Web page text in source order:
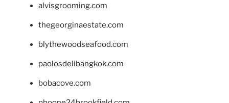
alvisgrooming.com
thegeorginaestate.com
blythewoodseafood.com
paolosdelibangkok.com
bobacove.com